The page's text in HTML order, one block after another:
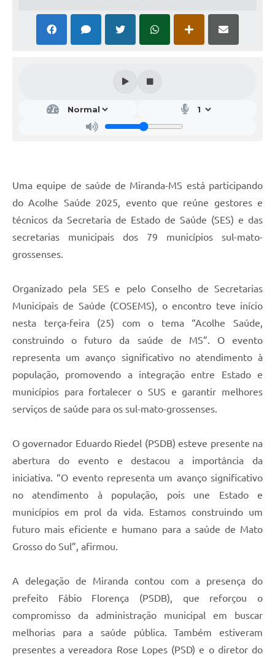
Uma equipe de saúde de Miranda-MS está participando
do Acolhe Saúde 2025, evento que reúne gestores e
técnicos da Secretaria de Estado de Saúde (SES) e das
secretarias municipais dos 79 municípios sul-mato-
grossenses.
Organizado pela SES e pelo Conselho de Secretarias
Municipais de Saúde (COSEMS), o encontro teve início
nesta terça-feira (25) com o tema “Acolhe Saúde,
construindo o futuro da saúde de MS”. O evento
representa um avanço significativo no atendimento à
população, promovendo a integração entre Estado e
municípios para fortalecer o SUS e garantir melhores
serviços de saúde para os sul-mato-grossenses.
O governador Eduardo Riedel (PSDB) esteve presente na
abertura do evento e destacou a importância da
iniciativa. “O evento representa um avanço significativo
no atendimento à população, pois une Estado e
municípios em prol da vida. Estamos construindo um
futuro mais eficiente e humano para a saúde de Mato
Grosso do Sul”, afirmou.
A delegação de Miranda contou com a presença do
prefeito Fábio Florença (PSDB), que reforçou o
compromisso da administração municipal em buscar
melhorias para a saúde pública. Também estiveram
presentes a vereadora Rose Lopes (PSD) e o diretor do